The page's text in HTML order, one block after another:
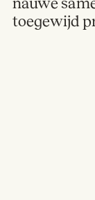
toegewijd